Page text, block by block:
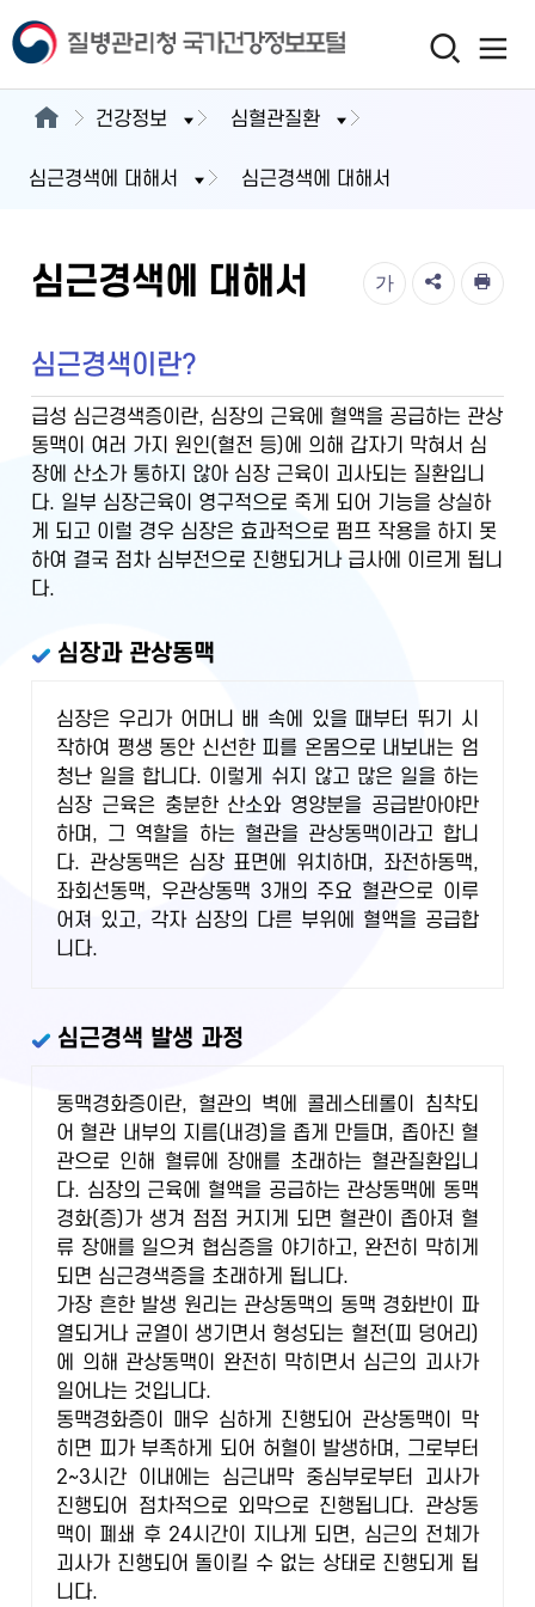
건강정보 심혈관질환
심근경색에 대해서 심근경색에 대해서
심근경색에 대해서 가
심근경색이란?
급성 심근경색증이란, 심장의 근육에 혈액을 공급하는 관상
동맥이 여러 가지 원인(혈전 등)에 의해 갑자기 막혀서 심
장에 산소가 통하지 않아 심장 근육이 괴사되는 질환입니
다. 일부 심장근육이 영구적으로 죽게 되어 기능을 상실하
게 되고 이럴 경우 심장은 효과적으로 펌프 작용을 하지 못
하여 결국 점차 심부전으로 진행되거나 급사에 이르게 됩니
다.
심장과 관상동맥
심장은 우리가 어머니 배 속에 있을 때부터 뛰기 시
작하여 평생 동안 신선한 피를 온몸으로 내보내는 엄
청난 일을 합니다. 이렇게 쉬지 않고 많은 일을 하는
심장 근육은 충분한 산소와 영양분을 공급받아야만
하며, 그 역할을 하는 혈관을 관상동맥이라고 합니
다. 관상동맥은 심장 표면에 위치하며, 좌전하동맥,
좌회선동맥, 우관상동맥 3개의 주요 혈관으로 이루
어져 있고, 각자 심장의 다른 부위에 혈액을 공급합
니다.
심근경색 발생 과정
동맥경화증이란, 혈관의 벽에 콜레스테롤이 침착되
어 혈관 내부의 지름(내경)을 좁게 만들며, 좁아진 혈
관으로 인해 혈류에 장애를 초래하는 혈관질환입니
다. 심장의 근육에 혈액을 공급하는 관상동맥에 동맥
경화(증)가 생겨 점점 커지게 되면 혈관이 좁아져 혈
류 장애를 일으켜 협심증을 야기하고, 완전히 막히게
되면 심근경색증을 초래하게 됩니다.
가장 흔한 발생 원리는 관상동맥의 동맥 경화반이 파
열되거나 균열이 생기면서 형성되는 혈전(피 덩어리)
에 의해 관상동맥이 완전히 막히면서 심근의 괴사가
일어나는 것입니다.
동맥경화증이 매우 심하게 진행되어 관상동맥이 막
히면 피가 부족하게 되어 허혈이 발생하며, 그로부터
2~3시간 이내에는 심근내막 중심부로부터 괴사가
진행되어 점차적으로 외막으로 진행됩니다. 관상동
맥이 폐쇄 후 24시간이 지나게 되면, 심근의 전체가
괴사가 진행되어 돌이킬 수 없는 상태로 진행되게 됩
니다.